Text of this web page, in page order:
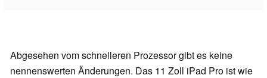
Abgesehen vom schnelleren Prozessor gibt es keine
nennenswerten Änderungen. Das 11 Zoll iPad Pro ist wie